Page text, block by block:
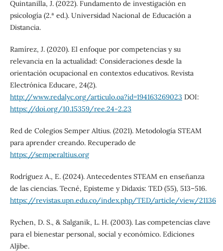
Quintanilla, J. (2022). Fundamento de investigación en
psicología (2.ª ed.). Universidad Nacional de Educación a
Distancia.
Ramírez, J. (2020). El enfoque por competencias y su
relevancia en la actualidad: Consideraciones desde la
orientación ocupacional en contextos educativos. Revista
Electrónica Educare, 24(2).
http://www.redalyc.org/articulo.oa?id=194163269023 DOI:
https://doi.org/10.15359/ree.24-2.23
Red de Colegios Semper Altius. (2021). Metodología STEAM
para aprender creando. Recuperado de
https://semperaltius.org
Rodríguez A., E. (2024). Antecedentes STEAM en enseñanza
de las ciencias. Tecné, Episteme y Didaxis: TED (55), 513–516.
https://revistas.upn.edu.co/index.php/TED/article/view/21136
Rychen, D. S., & Salganik, L. H. (2003). Las competencias clave
para el bienestar personal, social y económico. Ediciones
Aljibe.